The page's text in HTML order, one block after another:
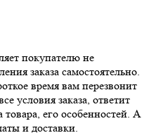
покупателю не
заказа самостоятельно.
время вам перезвонит
условия заказа, ответит
его особенностей. А
и доставки.